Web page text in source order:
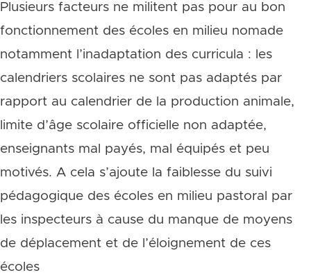
Plusieurs facteurs ne militent pas pour au bon
fonctionnement des écoles en milieu nomade
notamment l’inadaptation des curricula : les
calendriers scolaires ne sont pas adaptés par
rapport au calendrier de la production animale,
limite d’âge scolaire officielle non adaptée,
enseignants mal payés, mal équipés et peu
motivés. A cela s’ajoute la faiblesse du suivi
pédagogique des écoles en milieu pastoral par
les inspecteurs à cause du manque de moyens
de déplacement et de l’éloignement de ces
écoles